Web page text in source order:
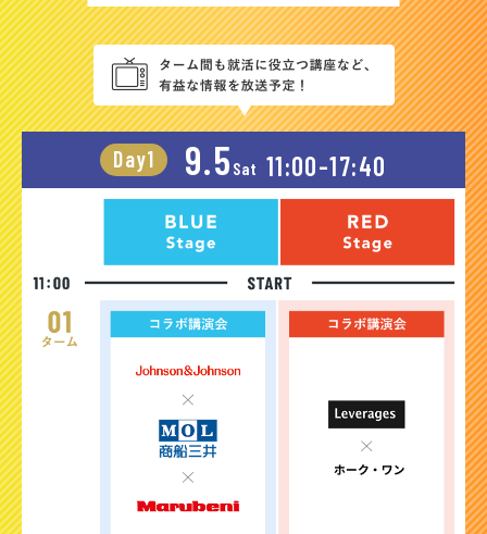
Day1 9.5 Sat 11:00-17:40